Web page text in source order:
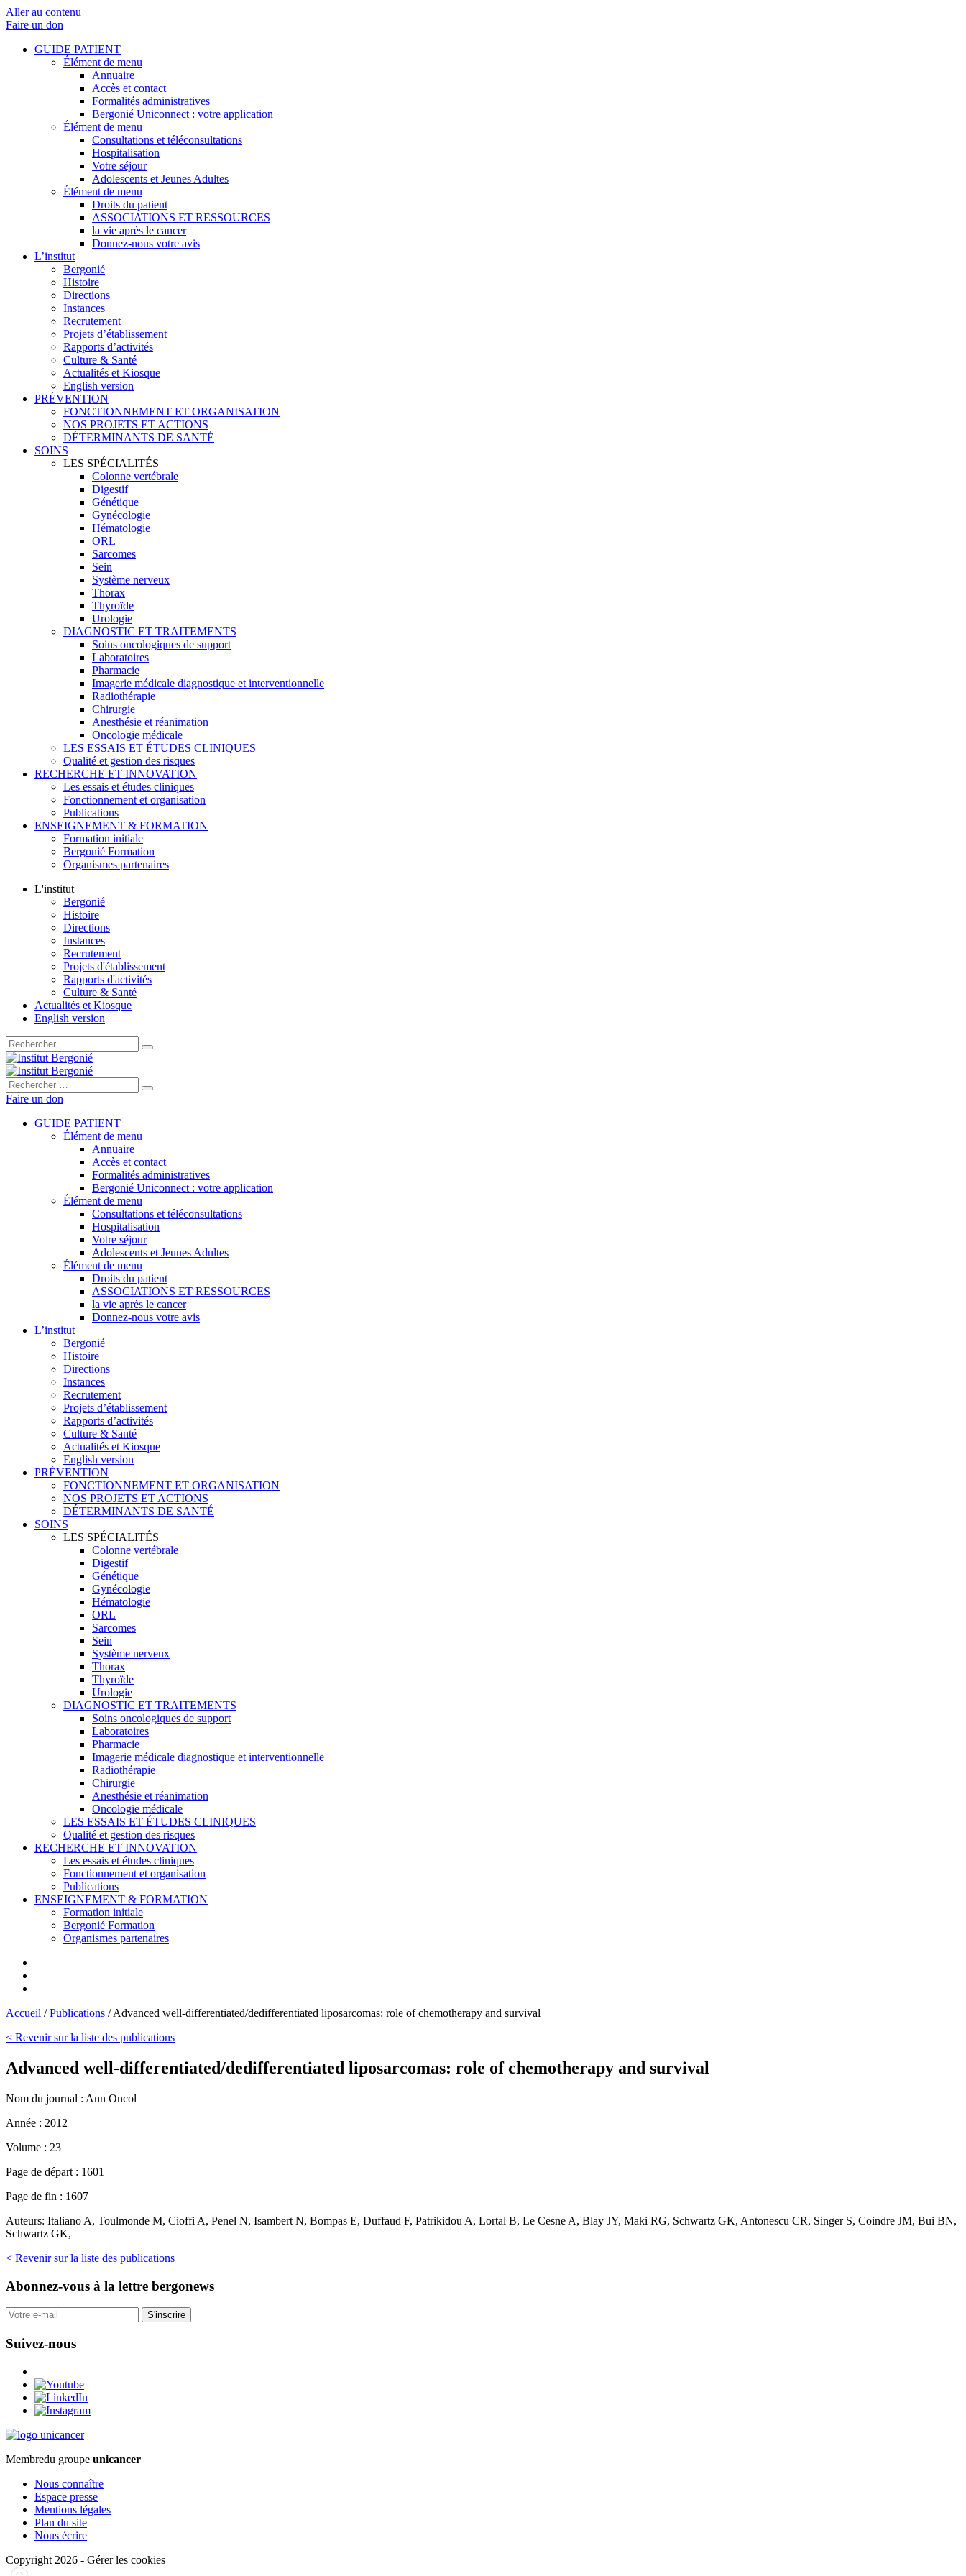
Aller au contenu
Faire un don
GUIDE PATIENT
Élément de menu
Annuaire
Accès et contact
Formalités administratives
Bergonié Uniconnect : votre application
Élément de menu
Consultations et téléconsultations
Hospitalisation
Votre séjour
Adolescents et Jeunes Adultes
Élément de menu
Droits du patient
ASSOCIATIONS ET RESSOURCES
la vie après le cancer
Donnez-nous votre avis
L’institut
Bergonié
Histoire
Directions
Instances
Recrutement
Projets d’établissement
Rapports d’activités
Culture & Santé
Actualités et Kiosque
English version
PRÉVENTION
FONCTIONNEMENT ET ORGANISATION
NOS PROJETS ET ACTIONS
DÉTERMINANTS DE SANTÉ
SOINS
LES SPÉCIALITÉS
Colonne vertébrale
Digestif
Génétique
Gynécologie
Hématologie
ORL
Sarcomes
Sein
Système nerveux
Thorax
Thyroïde
Urologie
DIAGNOSTIC ET TRAITEMENTS
Soins oncologiques de support
Laboratoires
Pharmacie
Imagerie médicale diagnostique et interventionnelle
Radiothérapie
Chirurgie
Anesthésie et réanimation
Oncologie médicale
LES ESSAIS ET ÉTUDES CLINIQUES
Qualité et gestion des risques
RECHERCHE ET INNOVATION
Les essais et études cliniques
Fonctionnement et organisation
Publications
ENSEIGNEMENT & FORMATION
Formation initiale
Bergonié Formation
Organismes partenaires
L'institut
Bergonié
Histoire
Directions
Instances
Recrutement
Projets d'établissement
Rapports d'activités
Culture & Santé
Actualités et Kiosque
English version
Rechercher :
Rechercher :
Faire un don
GUIDE PATIENT
Élément de menu
Annuaire
Accès et contact
Formalités administratives
Bergonié Uniconnect : votre application
Élément de menu
Consultations et téléconsultations
Hospitalisation
Votre séjour
Adolescents et Jeunes Adultes
Élément de menu
Droits du patient
ASSOCIATIONS ET RESSOURCES
la vie après le cancer
Donnez-nous votre avis
L’institut
Bergonié
Histoire
Directions
Instances
Recrutement
Projets d’établissement
Rapports d’activités
Culture & Santé
Actualités et Kiosque
English version
PRÉVENTION
FONCTIONNEMENT ET ORGANISATION
NOS PROJETS ET ACTIONS
DÉTERMINANTS DE SANTÉ
SOINS
LES SPÉCIALITÉS
Colonne vertébrale
Digestif
Génétique
Gynécologie
Hématologie
ORL
Sarcomes
Sein
Système nerveux
Thorax
Thyroïde
Urologie
DIAGNOSTIC ET TRAITEMENTS
Soins oncologiques de support
Laboratoires
Pharmacie
Imagerie médicale diagnostique et interventionnelle
Radiothérapie
Chirurgie
Anesthésie et réanimation
Oncologie médicale
LES ESSAIS ET ÉTUDES CLINIQUES
Qualité et gestion des risques
RECHERCHE ET INNOVATION
Les essais et études cliniques
Fonctionnement et organisation
Publications
ENSEIGNEMENT & FORMATION
Formation initiale
Bergonié Formation
Organismes partenaires
Accueil /Publications /Advanced well-differentiated/dedifferentiated liposarcomas: role of chemotherapy and survival
< Revenir sur la liste des publications
Advanced well-differentiated/dedifferentiated liposarcomas: role of chemotherapy and survival
Nom du journal : Ann Oncol
Année : 2012
Volume : 23
Page de départ : 1601
Page de fin : 1607
Auteurs: Italiano A, Toulmonde M, Cioffi A, Penel N, Isambert N, Bompas E, Duffaud F, Patrikidou A, Lortal B, Le Cesne A, Blay JY, Maki RG, Schwartz GK, Antonescu CR, Singer S, Coindre JM, Bui BN,
Schwartz GK,
< Revenir sur la liste des publications
Abonnez-vous à la lettre bergonews
S'inscrire
Suivez-nous
Membredu groupe unicancer
Nous connaître
Espace presse
Mentions légales
Plan du site
Nous écrire
Copyright 2026 - Gérer les cookies